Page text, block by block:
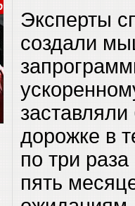
Эксперты
создали
заставляли
дорожке в
по три
пять